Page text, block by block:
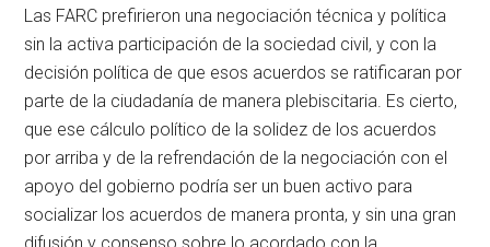
Las FARC prefirieron una negociación técnica y política
sin la activa participación de la sociedad civil, y con la
decisión política de que esos acuerdos se ratificaran por
parte de la ciudadanía de manera plebiscitaria. Es cierto,
que ese cálculo político de la solidez de los acuerdos
por arriba y de la refrendación de la negociación con el
apoyo del gobierno podría ser un buen activo para
socializar los acuerdos de manera pronta, y sin una gran